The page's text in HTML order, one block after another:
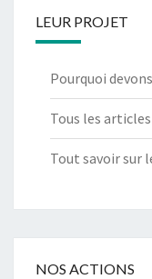
LEUR PROJET
Pourquoi
Tous les articles
Tout savoir sur
NOS ACTIONS